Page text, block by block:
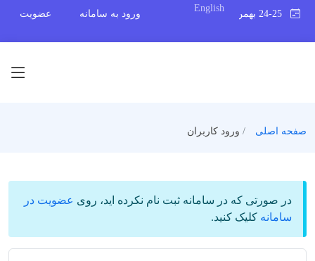
English
ورود به سامانه عضویت
صفحه اصلی ورود کاربران
در صورتی که در سامانه ثبت نام نکرده اید، روی عضویت در
سامانه کلیک کنید.